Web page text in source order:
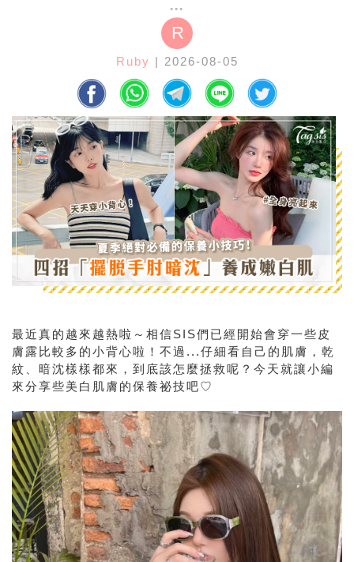
R
Ruby | 2026-08-05
最近真的越來越熱啦～相信SIS們已經開始會穿一些皮
膚露比較多的小背心啦！不過...仔細看自己的肌膚，乾
紋、暗沈樣樣都來，到底該怎麼拯救呢？今天就讓小編
來分享些美白肌膚的保養祕技吧♡